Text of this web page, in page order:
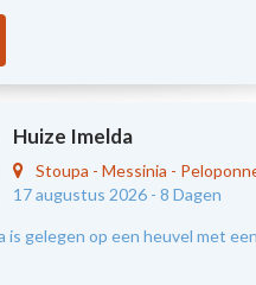
Huize Imelda
Stoupa -Messinia -
17 augustus 2026 -8 Dagen
is gelegen op een heuvel met